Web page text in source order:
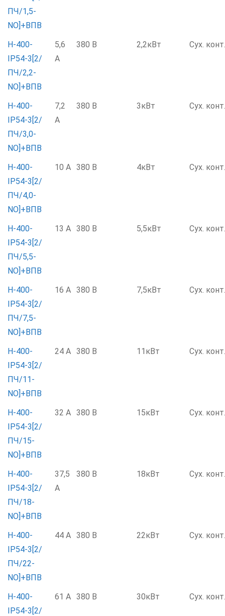
ПЧ/1,5-
NO]+ВПВ
Н-400-
IP54-3[2/
ПЧ/2,2-
NO]+ВПВ
5,6
А
380 В 2,2кВт Сух.
Н-400-
IP54-3[2/
ПЧ/3,0-
NO]+ВПВ
7,2
А
380 В 3кВт Сух.
Н-400-
IP54-3[2/
ПЧ/4,0-
NO]+ВПВ
10 А 380 В 4кВт Сух.
Н-400-
IP54-3[2/
ПЧ/5,5-
NO]+ВПВ
13 А 380 В 5,5кВт Сух.
Н-400-
IP54-3[2/
ПЧ/7,5-
NO]+ВПВ
16 А 380 В 7,5кВт Сух.
Н-400-
IP54-3[2/
ПЧ/11-
NO]+ВПВ
24 А 380 В 11кВт Сух.
Н-400-
IP54-3[2/
ПЧ/15-
NO]+ВПВ
32 А 380 В 15кВт Сух.
Н-400-
IP54-3[2/
ПЧ/18-
NO]+ВПВ
37,5
А
380 В 18кВт Сух.
Н-400-
IP54-3[2/
ПЧ/22-
NO]+ВПВ
44 А 380 В 22кВт Сух.
Н-400-
IP54-3[2/
61 А 380 В 30кВт Сух.